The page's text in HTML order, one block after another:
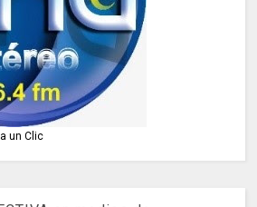
un Clic